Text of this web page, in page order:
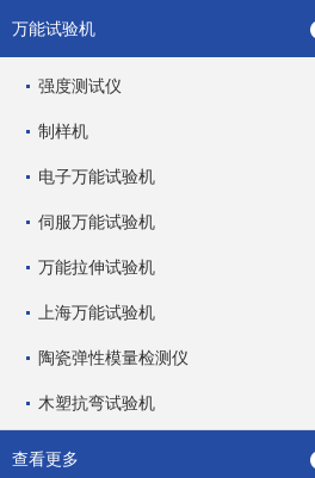
万能试验机
强度测试仪
制样机
电子万能试验机
伺服万能试验机
万能拉伸试验机
上海万能试验机
陶瓷弹性模量检测仪
木塑抗弯试验机
查看更多